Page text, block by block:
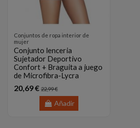
Conjuntos de ropa interior de
mujer
Conjunto lenceria
Sujetador Deportivo
Confort + Braguita a juego
de Microfibra-Lycra
20,69 €22,99 €
Añadir